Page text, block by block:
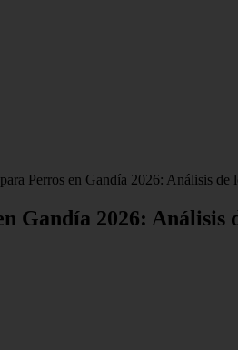
Perros en Gandía 2026: Análisis
Gandía 2026: